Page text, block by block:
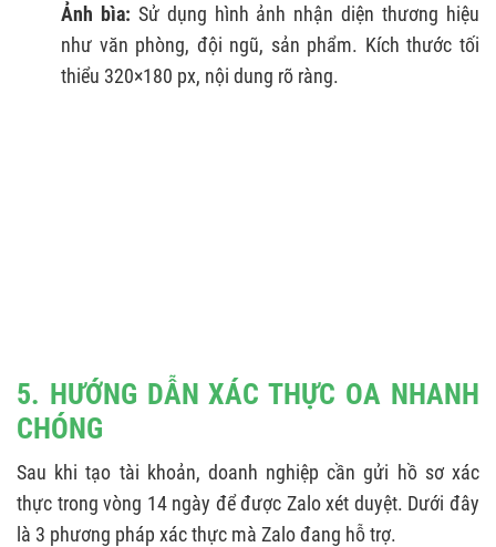
Ảnh bìa: Sử dụng hình ảnh nhận diện thương hiệu
như văn phòng, đội ngũ, sản phẩm. Kích thước tối
thiểu 320×180 px, nội dung rõ ràng.
5. HƯỚNG DẪN XÁC THỰC OA NHANH
CHÓNG
Sau khi tạo tài khoản, doanh nghiệp cần gửi hồ sơ xác
thực trong vòng 14 ngày để được Zalo xét duyệt. Dưới đây
là 3 phương pháp xác thực mà Zalo đang hỗ trợ.